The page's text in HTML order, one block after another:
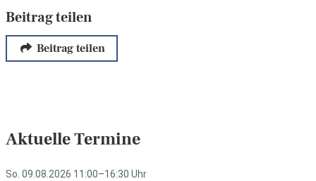
Beitrag teilen
Beitrag teilen
Aktuelle Termine
So. 09.08.2026 11:00–16:30 Uhr